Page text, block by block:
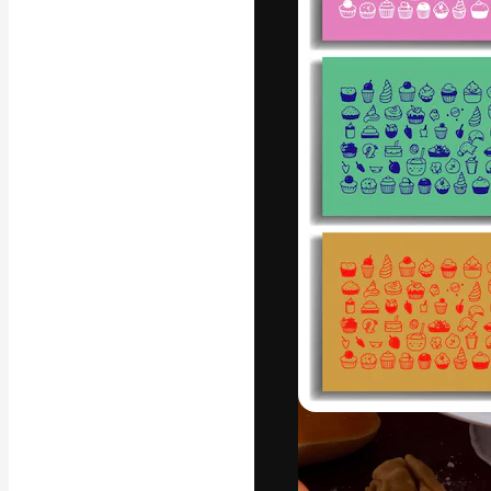
La plataforma
trabajo. Más
entre creativos,
estudios.
Español
Copyright ©